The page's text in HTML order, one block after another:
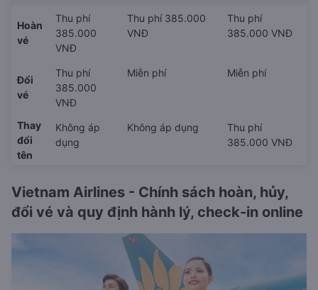
Hoàn
vé
Thu phí
385.000
VNĐ
Thu phí 385.000
VNĐ
Thu phí
385.000 VNĐ
Đổi
vé
Thu phí
385.000
VNĐ
Miễn phí Miễn phí
Thay
đổi
tên
Không áp
dụng
Không áp dụng
Thu phí
385.000 VNĐ
Vietnam Airlines - Chính sách hoàn, hủy,
đổi vé và quy định hành lý, check-in online